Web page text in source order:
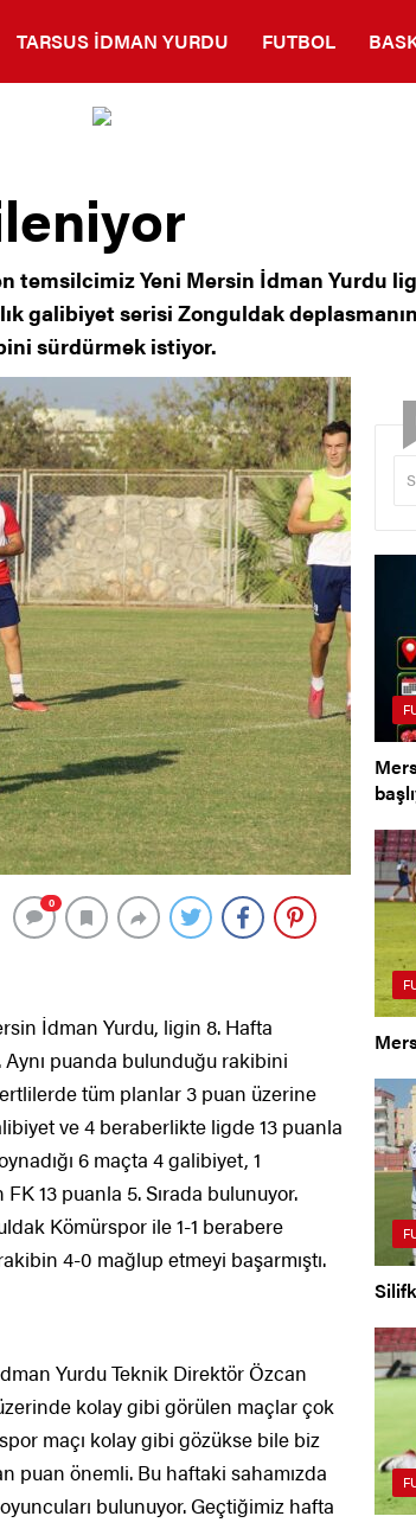
TARSUS İDMAN YURDU FUTBOL
temsilcimiz Yeni Mersin İdman Yurdu
galibiyet serisi Zonguldak
sürdürmek istiyor.
0
İdman Yurdu, ligin 8. Hafta
Aynı puanda bulunduğu rakibini
tüm planlar 3 puan üzerine
ve 4 beraberlikte ligde 13 puanla
6 maçta 4 galibiyet, 1
13 puanla 5. Sırada bulunuyor.
Kömürspor ile 1-1 berabere
4-0 mağlup etmeyi başarmıştı.
Yurdu Teknik Direktör Özcan
üzerinde kolay gibi görülen maçlar çok
maçı kolay gibi gözükse bile biz
puan önemli. Bu haftaki sahamızda
bulunuyor. Geçtiğimiz hafta